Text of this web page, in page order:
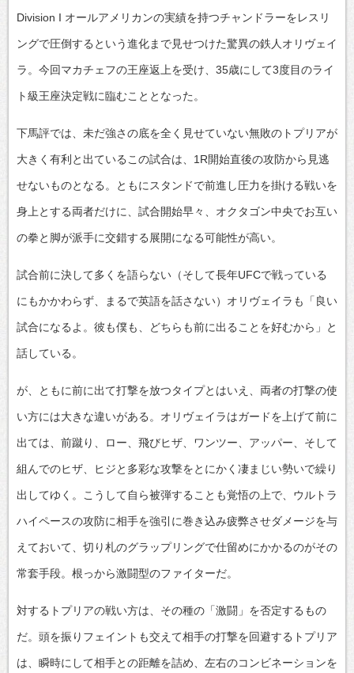
Division I オールアメリカンの実績を持つチャンドラーをレスリ
ングで圧倒するという進化まで見せつけた驚異の鉄人オリヴェイ
ラ。今回マカチェフの王座返上を受け、35歳にして3度目のライ
ト級王座決定戦に臨むこととなった。
下馬評では、未だ強さの底を全く見せていない無敗のトプリアが
大きく有利と出ているこの試合は、1R開始直後の攻防から見逃
せないものとなる。ともにスタンドで前進し圧力を掛ける戦いを
身上とする両者だけに、試合開始早々、オクタゴン中央でお互い
の拳と脚が派手に交錯する展開になる可能性が高い。
試合前に決して多くを語らない（そして長年UFCで戦っている
にもかかわらず、まるで英語を話さない）オリヴェイラも「良い
試合になるよ。彼も僕も、どちらも前に出ることを好むから」と
話している。
が、ともに前に出て打撃を放つタイプとはいえ、両者の打撃の使
い方には大きな違いがある。オリヴェイラはガードを上げて前に
出ては、前蹴り、ロー、飛びヒザ、ワンツー、アッパー、そして
組んでのヒザ、ヒジと多彩な攻撃をとにかく凄まじい勢いで繰り
出してゆく。こうして自ら被弾することも覚悟の上で、ウルトラ
ハイペースの攻防に相手を強引に巻き込み疲弊させダメージを与
えておいて、切り札のグラップリングで仕留めにかかるのがその
常套手段。根っから激闘型のファイターだ。
対するトプリアの戦い方は、その種の「激闘」を否定するもの
だ。頭を振りフェイントも交えて相手の打撃を回避するトプリア
は、瞬時にして相手との距離を詰め、左右のコンビネーションを